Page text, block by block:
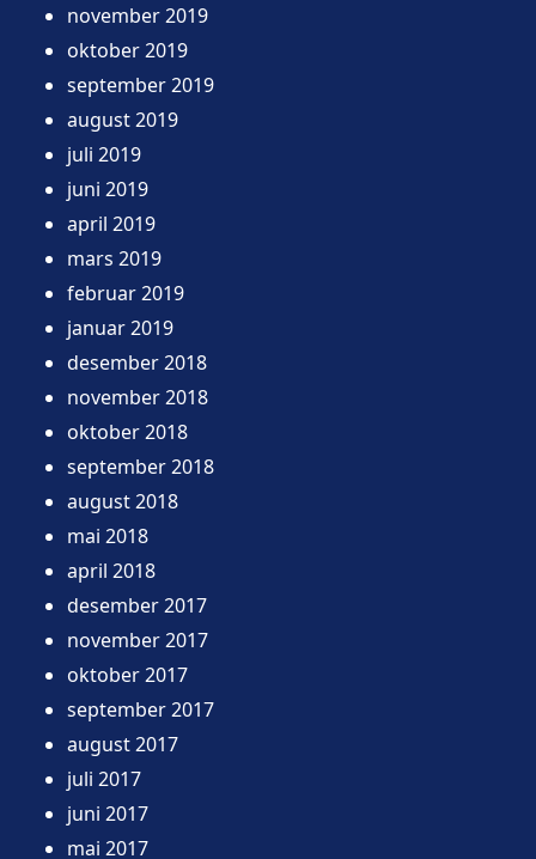
november 2019
oktober 2019
september 2019
august 2019
juli 2019
juni 2019
april 2019
mars 2019
februar 2019
januar 2019
desember 2018
november 2018
oktober 2018
september 2018
august 2018
mai 2018
april 2018
desember 2017
november 2017
oktober 2017
september 2017
august 2017
juli 2017
juni 2017
mai 2017